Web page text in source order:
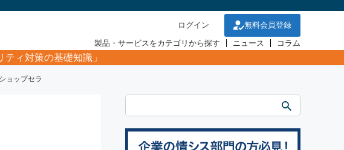
ログイン
無料会員登録
製品・サービスをカテゴリから探す
ニュース コラム
ィ対策の基礎知識」
ョップセラ